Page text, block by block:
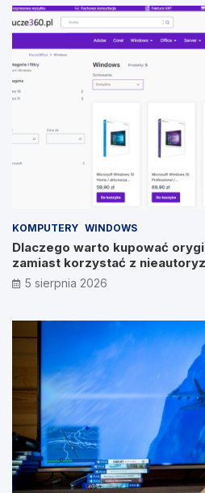
KOMPUTERY WINDOWS
Dlaczego warto kupować
zamiast korzystać z
5 sierpnia 2026